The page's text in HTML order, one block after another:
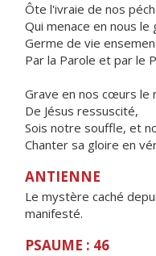
Ôte l'ivraie de nos
Qui menace en nous le
Germe de vie
Par la Parole et par le
Grave en nos cœurs le
De Jésus ressuscité,
Sois notre souffle, et
Chanter sa gloire en
ANTIENNE
Le mystère caché
manifesté.
PSAUME : 46